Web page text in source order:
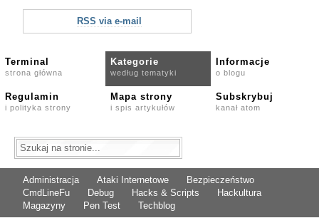
RSS via e-mail
Terminal
strona główna
Kategorie
według tematyki
Informacje
o blogu
Regulamin
i polityka strony
Mapa strony
i spis artykułów
Subskrybuj
kanał atom
Administracja Ataki Internetowe
Bezpieczeństwo
CmdLineFu
Debug Hacks & Scripts
Hackultura
Magazyny
Pen Test Techblog